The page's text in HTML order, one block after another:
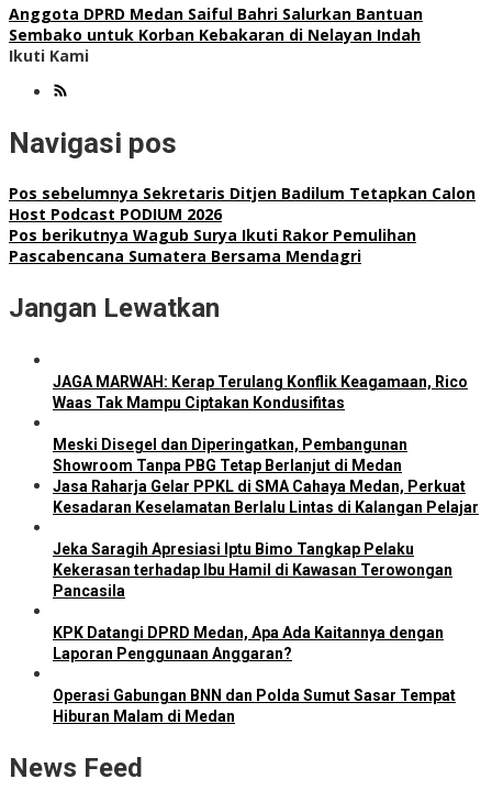
Anggota DPRD Medan Saiful Bahri Salurkan Bantuan
Sembako untuk Korban Kebakaran di Nelayan Indah
Ikuti Kami
Navigasi pos
Pos sebelumnya Sekretaris Ditjen Badilum Tetapkan Calon
Host Podcast PODIUM 2026
Pos berikutnya Wagub Surya Ikuti Rakor Pemulihan
Pascabencana Sumatera Bersama Mendagri
Jangan Lewatkan
JAGA MARWAH: Kerap Terulang Konflik Keagamaan, Rico
Waas Tak Mampu Ciptakan Kondusifitas
Meski Disegel dan Diperingatkan, Pembangunan
Showroom Tanpa PBG Tetap Berlanjut di Medan
Jasa Raharja Gelar PPKL di SMA Cahaya Medan, Perkuat
Kesadaran Keselamatan Berlalu Lintas di Kalangan Pelajar
Jeka Saragih Apresiasi Iptu Bimo Tangkap Pelaku
Kekerasan terhadap Ibu Hamil di Kawasan Terowongan
Pancasila
KPK Datangi DPRD Medan, Apa Ada Kaitannya dengan
Laporan Penggunaan Anggaran?
Operasi Gabungan BNN dan Polda Sumut Sasar Tempat
Hiburan Malam di Medan
News Feed